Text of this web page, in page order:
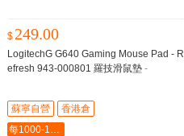
$ 249.00
LogitechG G640 Gaming Mouse Pad - R
efresh 943-000801 羅技滑鼠墊 -
蘇寧自營
香港倉
每1000-100最多-5000